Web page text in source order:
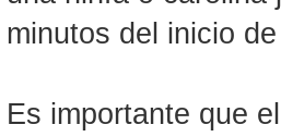
minutos del inicio
Es importante que